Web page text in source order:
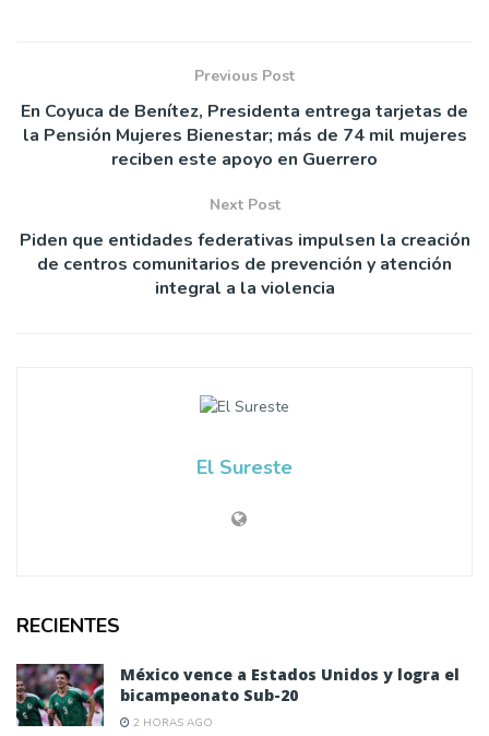
Previous Post
En Coyuca de Benítez, Presidenta entrega tarjetas de
la Pensión Mujeres Bienestar; más de 74 mil mujeres
reciben este apoyo en Guerrero
Next Post
Piden que entidades federativas impulsen la creación
de centros comunitarios de prevención y atención
integral a la violencia
El Sureste
RECIENTES
México vence a Estados Unidos y logra el
bicampeonato Sub-20
2 HORAS AGO